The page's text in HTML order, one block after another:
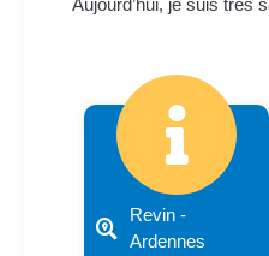
Revin -
Ardennes